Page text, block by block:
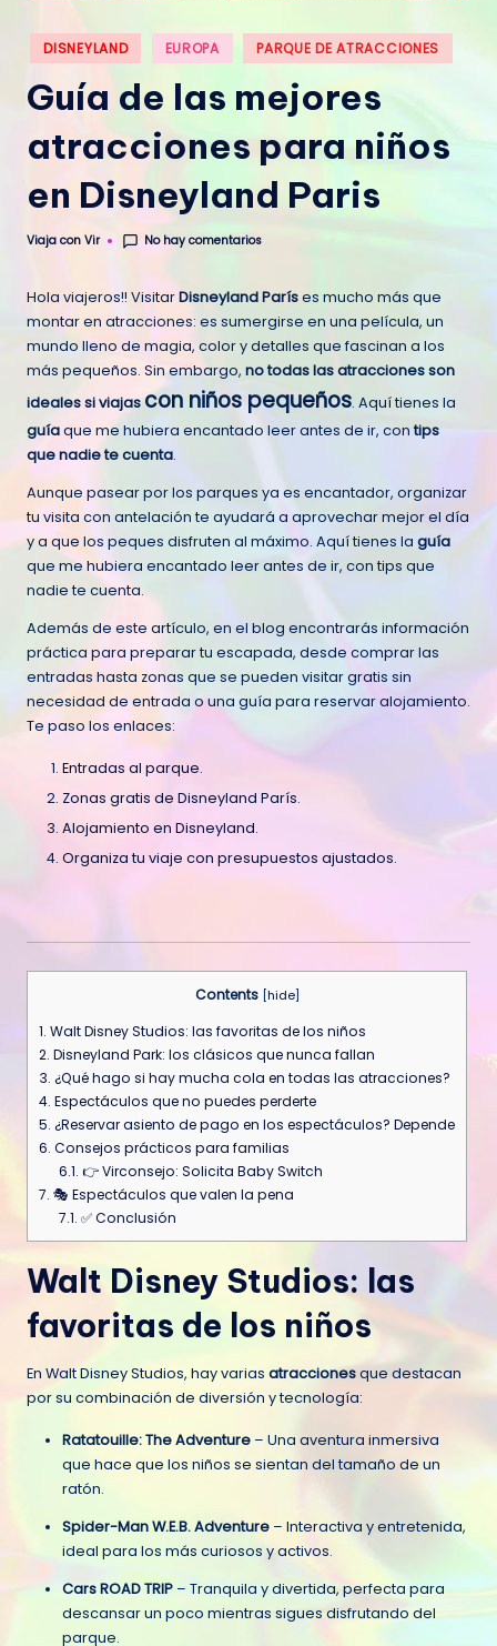
Publicado
en
DISNEYLAND EUROPA PARQUE DE ATRACCIONES
Guía de las mejores
atracciones para niños
en Disneyland Paris
Publicado
Viaja con Vir No hay comentarios
Hola viajeros!! VisitarDisneyland Paríses mucho más que
montar en atracciones: es sumergirse en una película, un
mundo lleno de magia, color y detalles que fascinan a los
más pequeños. Sin embargo, no todas las atracciones son
ideales si viajascon niños pequeños. Aquí tienes la
guíaque me hubiera encantado leer antes de ir, contips
que nadie te cuenta.
Aunque pasear por los parques ya es encantador, organizar
tu visita con antelación te ayudará a aprovechar mejor el día
y a que los peques disfruten al máximo. Aquí tienes la guía
que me hubiera encantado leer antes de ir, con tips que
nadie te cuenta.
Además de este artículo, en el blog encontrarás información
práctica para preparar tu escapada, desde comprar las
entradas hasta zonas que se pueden visitar gratis sin
necesidad de entrada o una guía para reservar alojamiento.
Te paso los enlaces:
Entradas al parque.
Zonas gratis de Disneyland París.
Alojamiento en Disneyland.
Organiza tu viaje con presupuestos ajustados.
Contents hide]
1. Walt Disney Studios: las favoritas de los niños
2. Disneyland Park: los clásicos que nunca fallan
3. ¿Qué hago si hay mucha cola en todas las atracciones?
4. Espectáculos que no puedes perderte
5. ¿Reservar asiento de pago en los espectáculos? Depende
6. Consejos prácticos para familias
6.1. 👉 Virconsejo: Solicita Baby Switch
7. 🎭 Espectáculos que valen la pena
7.1. ✅ Conclusión
Walt Disney Studios: las
favoritas de los niños
En Walt Disney Studios, hay varias atraccionesque destacan
por su combinación de diversión y tecnología:
Ratatouille: The Adventure – Una aventura inmersiva
que hace que los niños se sientan del tamaño de un
ratón.
Spider-Man W.E.B. Adventure – Interactiva y entretenida,
ideal para los más curiosos y activos.
Cars ROAD TRIP – Tranquila y divertida, perfecta para
descansar un poco mientras sigues disfrutando del
parque.